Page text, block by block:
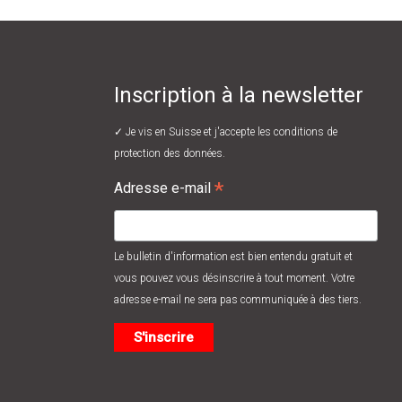
Inscription à la newsletter
✓ Je vis en Suisse et j'accepte les conditions de
protection des données.
Adresse e-mail *
Le bulletin d'information est bien entendu gratuit et
vous pouvez vous désinscrire à tout moment. Votre
adresse e-mail ne sera pas communiquée à des tiers.